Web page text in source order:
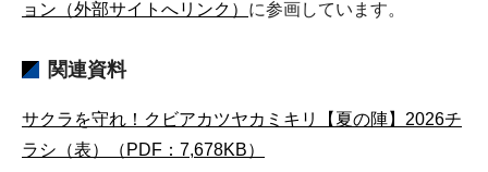
ョン（外部サイトへリンク） に参画しています。
関連資料
サクラを守れ！クビアカツヤカミキリ【夏の陣】2026チ
ラシ（表）（PDF：7,678KB）